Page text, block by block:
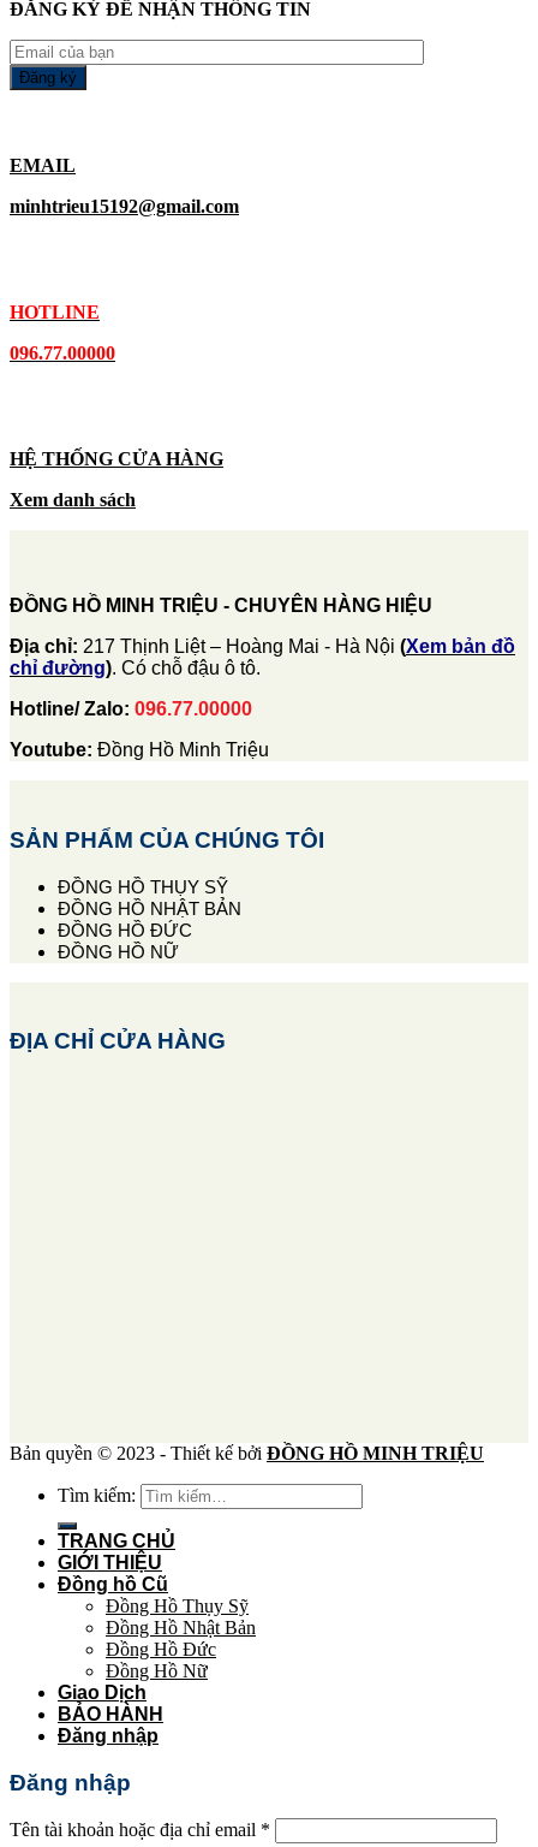
ĐĂNG KÝ ĐỂ NHẬN THÔNG TIN
EMAIL
minhtrieu15192@gmail.com
HOTLINE
096.77.00000
HỆ THỐNG CỬA HÀNG
Xem danh sách
ĐỒNG HỒ MINH TRIỆU - CHUYÊN HÀNG HIỆU
Địa chỉ: 217 Thịnh Liệt – Hoàng Mai - Hà Nội (Xem bản đồ
chỉ đường). Có chỗ đậu ô tô.
Hotline/ Zalo: 096.77.00000
Youtube: Đồng Hồ Minh Triệu
SẢN PHẨM CỦA CHÚNG TÔI
ĐỒNG HỒ THỤY SỸ
ĐỒNG HỒ NHẬT BẢN
ĐỒNG HỒ ĐỨC
ĐỒNG HỒ NỮ
ĐỊA CHỈ CỬA HÀNG
Bản quyền © 2023 - Thiết kế bởi ĐỒNG HỒ MINH TRIỆU
Tìm kiếm:
TRANG CHỦ
GIỚI THIỆU
Đồng hồ Cũ
Đồng Hồ Thụy Sỹ
Đồng Hồ Nhật Bản
Đồng Hồ Đức
Đồng Hồ Nữ
Giao Dịch
BẢO HÀNH
Đăng nhập
Đăng nhập
Tên tài khoản hoặc địa chỉ email *